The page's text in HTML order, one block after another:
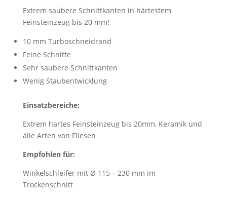
Extrem saubere Schnittkanten in härtestem
Feinsteinzeug bis 20 mm!
10 mm Turboschneidrand
Feine Schnitte
Sehr saubere Schnittkanten
Wenig Staubentwicklung
Einsatzbereiche:
Extrem hartes Feinsteinzeug bis 20mm, Keramik und
alle Arten von Fliesen
Empfohlen für:
Winkelschleifer mit Ø 115 – 230 mm im
Trockenschnitt